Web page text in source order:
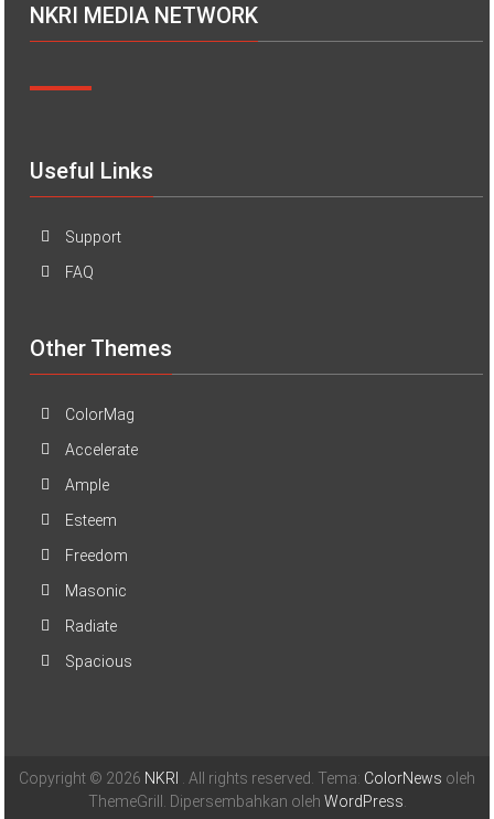
NKRI MEDIA NETWORK
Useful Links
Support
FAQ
Other Themes
ColorMag
Accelerate
Ample
Esteem
Freedom
Masonic
Radiate
Spacious
Copyright © 2026 NKRI . All rights reserved. Tema: ColorNews oleh
ThemeGrill. Dipersembahkan oleh WordPress